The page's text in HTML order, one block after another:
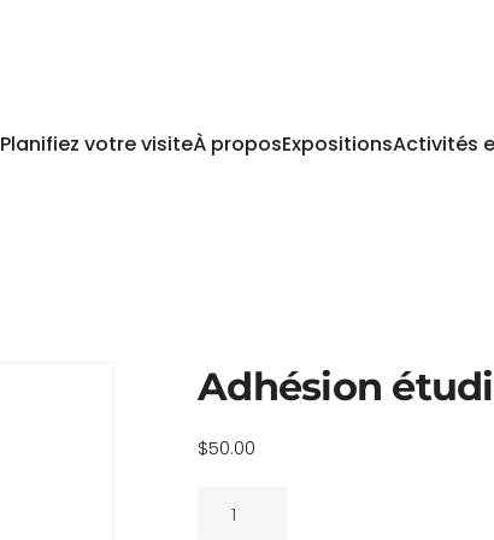
Planifiez votre visiteÀ proposExpositionsActivités
Adhésion
$50.00